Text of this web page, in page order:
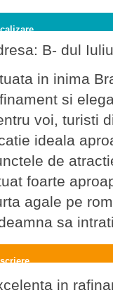
B- dul
in inima
si
voi, turisti
ideala
de
foarte
agale pe
sa
in